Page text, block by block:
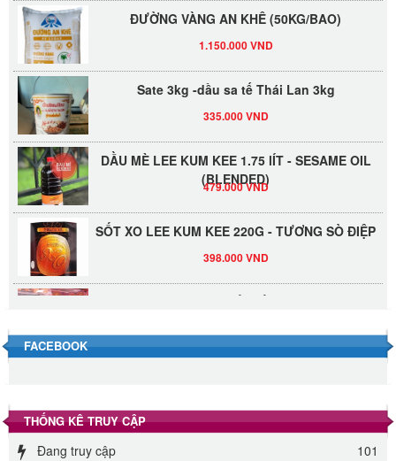
ĐƯỜNG VÀNG AN KHÊ (50KG/BAO)
Sate 3kg -dầu sa tế Thái Lan 3kg
DẦU MÈ LEE KUM KEE 1.75 lÍT - SESAME OIL
(BLENDED)
479.000 VND
SỐT XO LEE KUM KEE 220G - TƯƠNG SÒ ĐIỆP
Đường Thốt Nốt 1kg
Đường phèn Long An bao 10kg
FACEBOOK
THỐNG KÊ TRUY CẬP
Đang truy cập
101